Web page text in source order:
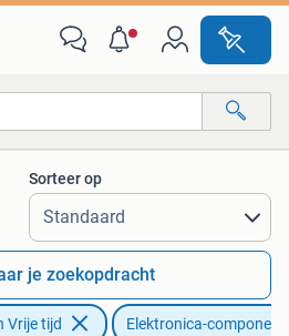
afstanden…
Sorteer op
je zoekopdracht
Vrije tijd Elektronica-